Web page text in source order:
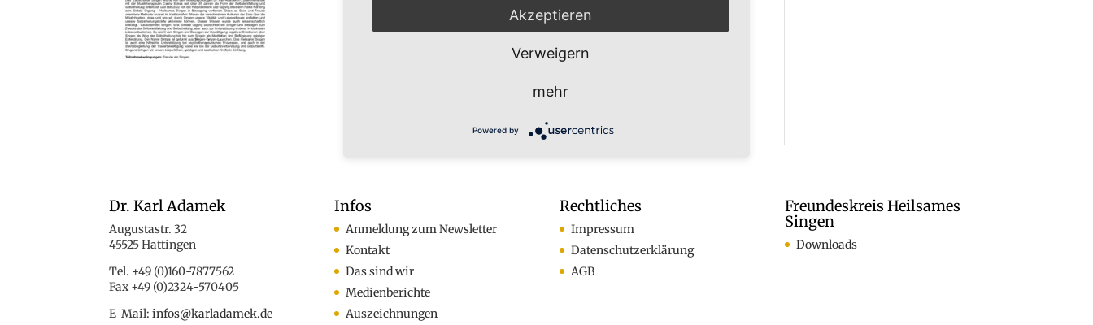
Dr. Karl Adamek
Augustastr. 32
45525 Hattingen
Tel. +49 (0)160-7877562
Fax +49 (0)2324-570405
E-Mail:infos@karladamek.de
Infos
Anmeldung zum Newsletter
Kontakt
Das sind wir
Medienberichte
Auszeichnungen
Rechtliches
Impressum
Datenschutzerklärung
AGB
Freundeskreis Heilsames
Singen
Downloads
Akzeptieren
Verweigern
mehr
Powered by